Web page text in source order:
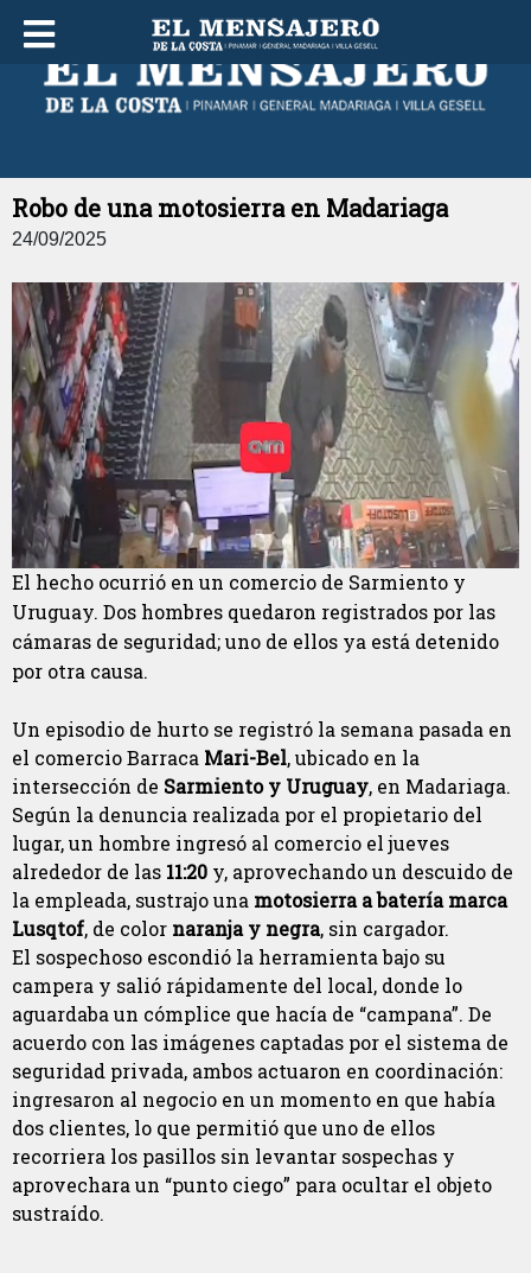
VIERNES 07 DE AGOSTO DE 2026
Robo de una motosierra en Madariaga
24/09/2025
El hecho ocurrió en un comercio de Sarmiento y
Uruguay. Dos hombres quedaron registrados por las
cámaras de seguridad; uno de ellos ya está detenido
por otra causa.
Un episodio de hurto se registró la semana pasada en
el comercio Barraca Mari-Bel, ubicado en la
intersección de Sarmiento y Uruguay, en Madariaga.
Según la denuncia realizada por el propietario del
lugar, un hombre ingresó al comercio el jueves
alrededor de las 11:20 y, aprovechando un descuido de
la empleada, sustrajo una motosierra a batería marca
Lusqtof, de color naranja y negra, sin cargador.
El sospechoso escondió la herramienta bajo su
campera y salió rápidamente del local, donde lo
aguardaba un cómplice que hacía de “campana”. De
acuerdo con las imágenes captadas por el sistema de
seguridad privada, ambos actuaron en coordinación:
ingresaron al negocio en un momento en que había
dos clientes, lo que permitió que uno de ellos
recorriera los pasillos sin levantar sospechas y
aprovechara un “punto ciego” para ocultar el objeto
sustraído.